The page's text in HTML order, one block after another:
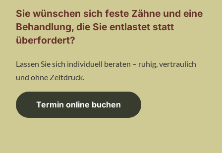
Sie wünschen sich feste Zähne und eine
Behandlung, die Sie entlastet statt
überfordert?
Lassen Sie sich individuell beraten – ruhig, vertraulich
und ohne Zeitdruck.
Termin online buchen